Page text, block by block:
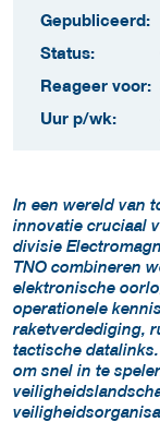
Gepubliceerd:
Status:
Reageer voor:
Uur p/wk:
In een wereld van
innovatie cruciaal
divisie
TNO combineren
elektronische
operationele
raketverdediging,
tactische
om snel in te